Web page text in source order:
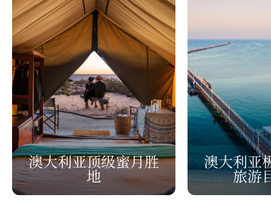
澳大利亚顶级蜜月胜
地
澳大利亚
旅游